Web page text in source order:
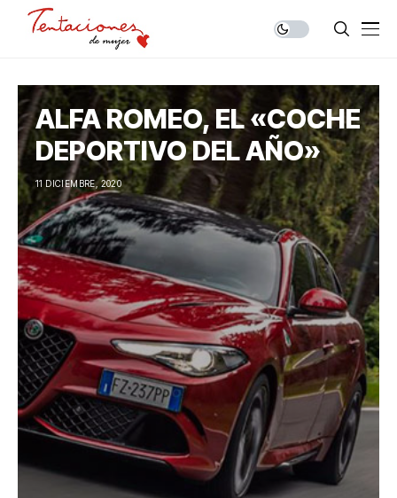
ALFA ROMEO, EL «COCHE
DEPORTIVO DEL AÑO»
11 DICIEMBRE, 2020